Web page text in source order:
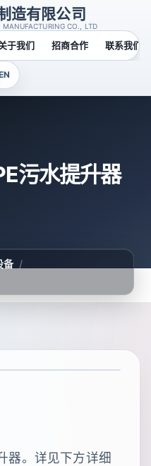
造有限公司
CO., LTD
于我们 招商合作 联系我们
污水提升器
备 /
器。详见下方详细